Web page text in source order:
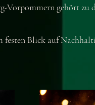
Vorpommern gehört zu
festen Blick auf